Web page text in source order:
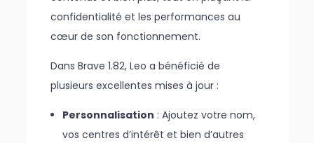
confidentialité et les performances au
cœur de son fonctionnement.
Dans Brave 1.82, Leo a bénéficié de
plusieurs excellentes mises à jour :
Personnalisation : Ajoutez votre nom,
vos centres d’intérêt et bien d’autres